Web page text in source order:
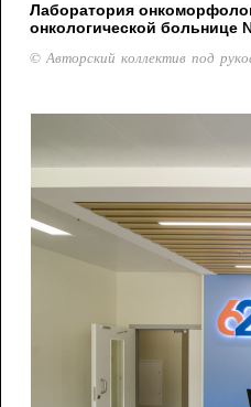
Лаборатория
онкологической больнице
© Авторский коллектив под